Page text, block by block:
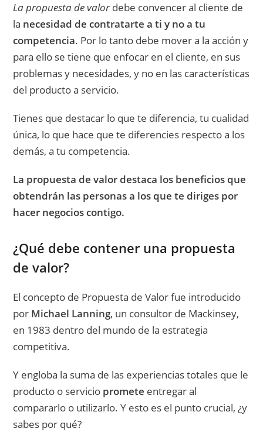
La propuesta de valor debe convencer al cliente de
la necesidad de contratarte a ti y no a tu
competencia. Por lo tanto debe mover a la acción y
para ello se tiene que enfocar en el cliente, en sus
problemas y necesidades, y no en las características
del producto a servicio.
Tienes que destacar lo que te diferencia, tu cualidad
única, lo que hace que te diferencies respecto a los
demás, a tu competencia.
La propuesta de valor destaca los beneficios que
obtendrán las personas a los que te diriges por
hacer negocios contigo.
¿Qué debe contener una propuesta
de valor?
El concepto de Propuesta de Valor fue introducido
por Michael Lanning, un consultor de Mackinsey,
en 1983 dentro del mundo de la estrategia
competitiva.
Y engloba la suma de las experiencias totales que le
producto o servicio promete entregar al
compararlo o utilizarlo. Y esto es el punto crucial, ¿y
sabes por qué?